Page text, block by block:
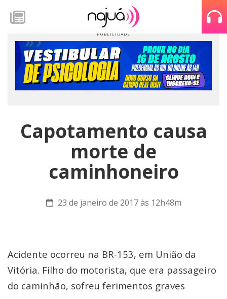
Capotamento causa
morte de
caminhoneiro
23 de janeiro de 2017 às 12h48m
Acidente ocorreu na BR-153, em União da
Vitória. Filho do motorista, que era passageiro
do caminhão, sofreu ferimentos graves